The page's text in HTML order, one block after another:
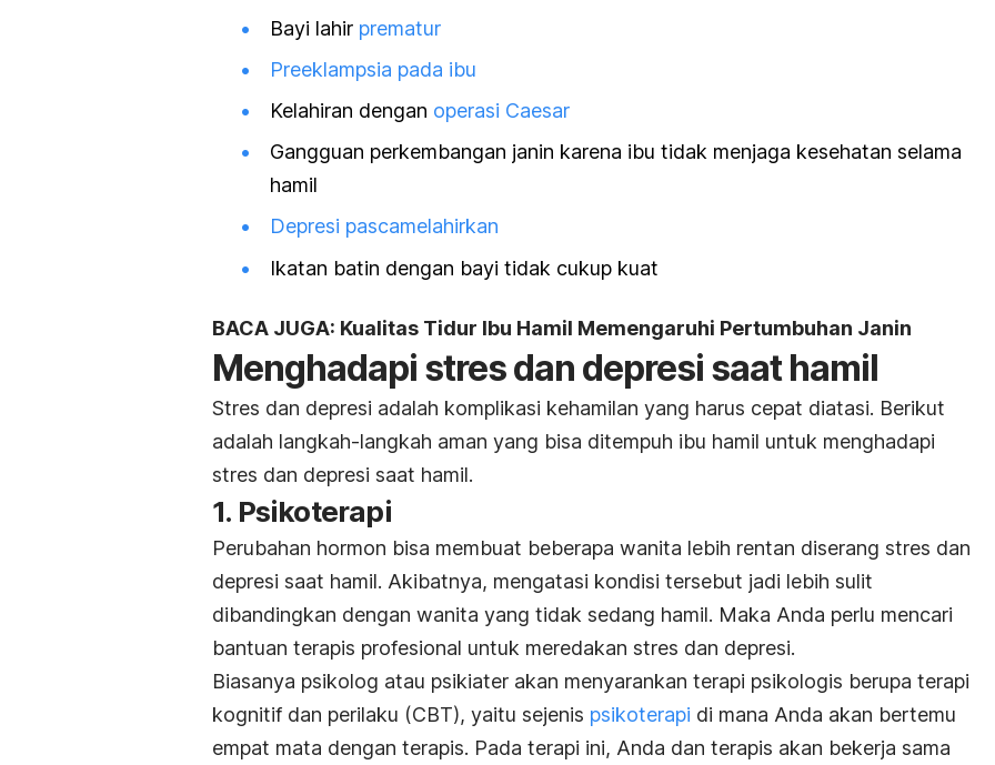
Bayi lahir prematur
Preeklampsia pada ibu
Kelahiran dengan operasi Caesar
Gangguan perkembangan janin karena ibu tidak menjaga kesehatan selama
hamil
Depresi pascamelahirkan
Ikatan batin dengan bayi tidak cukup kuat
BACA JUGA: Kualitas Tidur Ibu Hamil Memengaruhi Pertumbuhan Janin
Menghadapi stres dan depresi saat hamil
Stres dan depresi adalah komplikasi kehamilan yang harus cepat diatasi. Berikut
adalah langkah-langkah aman yang bisa ditempuh ibu hamil untuk menghadapi
stres dan depresi saat hamil.
1. Psikoterapi
Perubahan hormon bisa membuat beberapa wanita lebih rentan diserang stres dan
depresi saat hamil. Akibatnya, mengatasi kondisi tersebut jadi lebih sulit
dibandingkan dengan wanita yang tidak sedang hamil. Maka Anda perlu mencari
bantuan terapis profesional untuk meredakan stres dan depresi.
Biasanya psikolog atau psikiater akan menyarankan terapi psikologis berupa terapi
kognitif dan perilaku (CBT), yaitu sejenis psikoterapi di mana Anda akan bertemu
empat mata dengan terapis. Pada terapi ini, Anda dan terapis akan bekerja sama